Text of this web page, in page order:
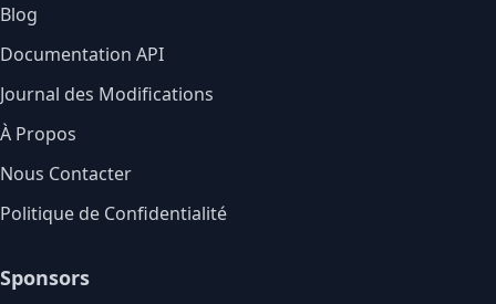
Blog
Documentation API
Journal des Modifications
À Propos
Nous Contacter
Politique de Confidentialité
Sponsors